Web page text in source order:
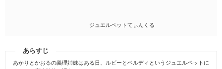
ジュエルペットてぃんくる
あらすじ
あかりとかおるの義理姉妹はある日、ルビーとベルディというジュエルペットに